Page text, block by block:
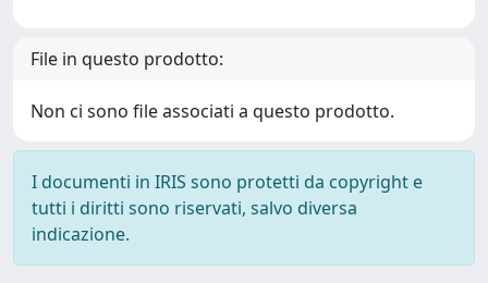
File in questo prodotto:
Non ci sono file associati a questo prodotto.
I documenti in IRIS sono protetti da copyright e
tutti i diritti sono riservati, salvo diversa
indicazione.